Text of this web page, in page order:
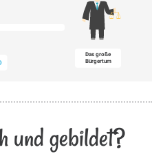
Das große
Bürgertum
und gebildet?